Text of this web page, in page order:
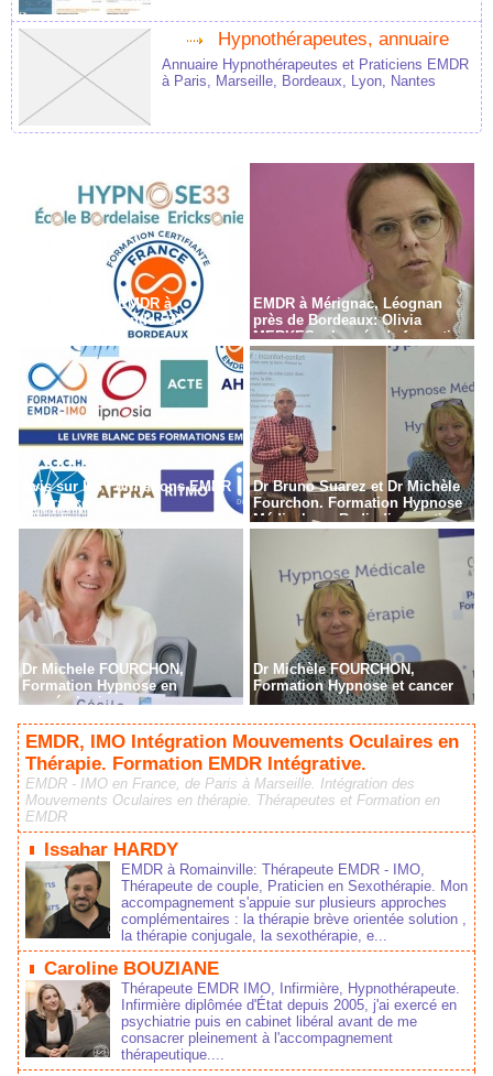
Hypnothérapeutes, annuaire
Annuaire Hypnothérapeutes et Praticiens EMDR
à Paris, Marseille, Bordeaux, Lyon, Nantes
Formation en EMDR à
Bordeaux - Gironde - 33
EMDR à Mérignac, Léognan
près de Bordeaux: Olivia
MERKES, chargée de formation
Avis sur les Formations EMDR
en France
Dr Bruno Suarez et Dr Michèle
Fourchon. Formation Hypnose
Médicale en Radiodiagnostic,
Dr Michele FOURCHON,
Formation Hypnose en
cancérologie
Dr Michèle FOURCHON,
Formation Hypnose et cancer
EMDR, IMO Intégration Mouvements Oculaires en
Thérapie. Formation EMDR Intégrative.
EMDR - IMO en France, de Paris à Marseille. Intégration des
Mouvements Oculaires en thérapie. Thérapeutes et Formation en
EMDR
Issahar HARDY
EMDR à Romainville: Thérapeute EMDR - IMO,
Thérapeute de couple, Praticien en Sexothérapie. Mon
accompagnement s'appuie sur plusieurs approches
complémentaires : la thérapie brève orientée solution ,
la thérapie conjugale, la sexothérapie, e...
Caroline BOUZIANE
Thérapeute EMDR IMO, Infirmière, Hypnothérapeute.
Infirmière diplômée d'État depuis 2005, j'ai exercé en
psychiatrie puis en cabinet libéral avant de me
consacrer pleinement à l'accompagnement
thérapeutique....